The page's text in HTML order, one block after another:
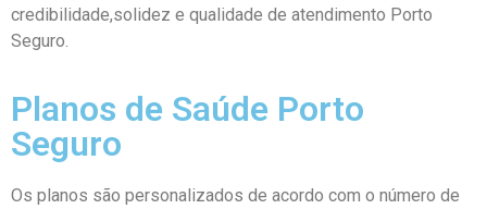
credibilidade,solidez e qualidade de atendimento Porto
Seguro.
Planos de Saúde Porto
Seguro
Os planos são personalizados de acordo com o número de